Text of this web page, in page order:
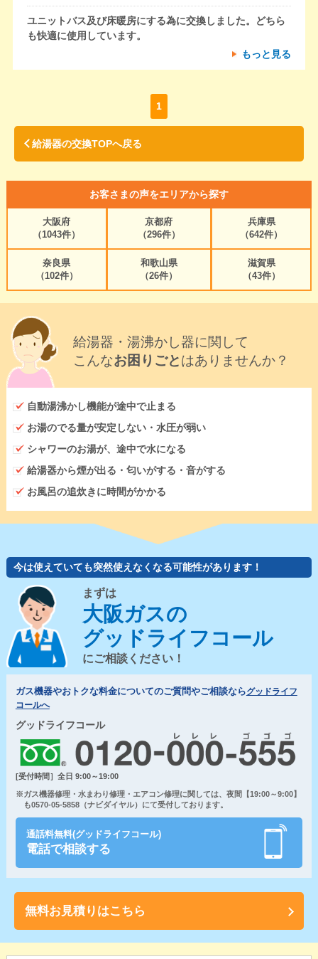
ユニットバス及び床暖房にする為に交換しました。どちら
も快適に使用しています。
もっと見る
1
給湯器の交換TOPへ戻る
お客さまの声をエリアから探す
大阪府
（1043件）
京都府
（296件）
兵庫県
（642件）
奈良県
（102件）
和歌山県
（26件）
滋賀県
（43件）
給湯器・湯沸かし器に関して
こんなお困りごとはありませんか？
自動湯沸かし機能が途中で止まる
お湯のでる量が安定しない・水圧が弱い
シャワーのお湯が、途中で水になる
給湯器から煙が出る・匂いがする・音がする
お風呂の追炊きに時間がかかる
今は使えていても突然使えなくなる可能性があります！
まずは
大阪ガスの
グッドライフコール
にご相談ください！
ガス機器やおトクな料金についてのご質問やご相談ならグッドライフ
コールへ
グッドライフコール
[受付時間］全日 9:00～19:00
※ガス機器修理・水まわり修理・エアコン修理に関しては、夜間【19:00～9:00】
も0570-05-5858（ナビダイヤル）にて受付しております。
通話料無料(グッドライフコール)
電話で相談する
無料お見積りはこちら